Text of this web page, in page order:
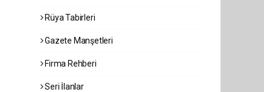
Rüya Tabirleri
Gazete Manşetleri
Firma Rehberi
Seri İlanlar